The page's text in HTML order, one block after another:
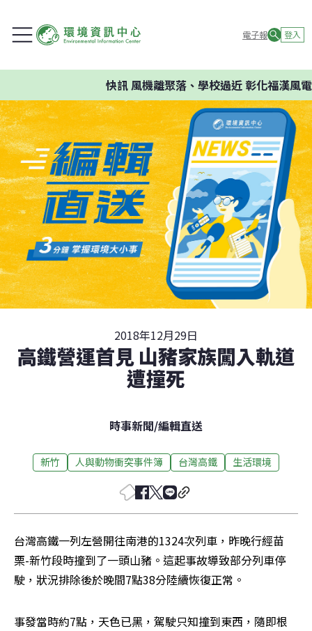
電子報 登入
快訊風機離聚落、學校過近 彰化福漢風電
2018年12月29日
高鐵營運首見 山豬家族闖入軌道
遭撞死
時事新聞/編輯直送
新竹 人與動物衝突事件簿 台灣高鐵 生活環境
台灣高鐵一列左營開往南港的1324次列車，昨晚行經苗
栗-新竹段時撞到了一頭山豬。這起事故導致部分列車停
駛，狀況排除後於晚間7點38分陸續恢復正常。
事發當時約7點，天色已黑，駕駛只知撞到東西，隨即根